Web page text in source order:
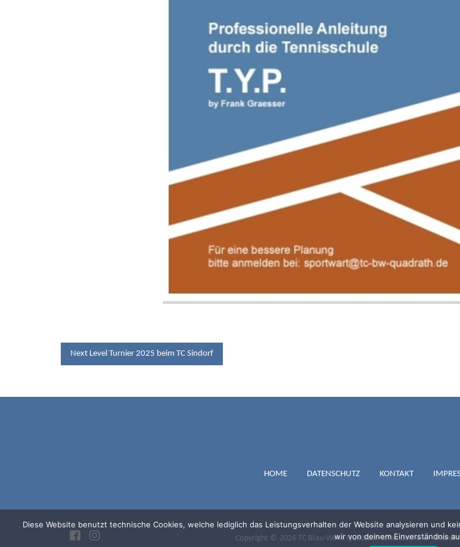
BEITRAGSNAVIGATION
Next Level Turnier 2025 beim TC Sindorf
TC BLAU-WEISS
HOME DATENSCHUTZ KONTAKT
Copyright © 2026 TC Blau-Weiss Quadrath-Ichendorf e.V. -
Diese Website benutzt technische Cookies, welche lediglich das Leistungsverhalten der Website analysieren und
wir von deinem Einverständnis